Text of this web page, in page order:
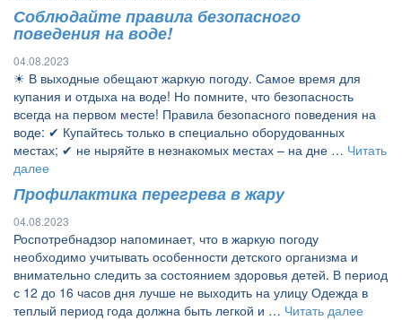
Соблюдайте правила безопасного
поведения на воде!
04.08.2023
☀ В выходные обещают жаркую погоду. Самое время для
купания и отдыха на воде! Но помните, что безопасность
всегда на первом месте! Правила безопасного поведения на
воде: ✔ Купайтесь только в специально оборудованных
местах; ✔ не ныряйте в незнакомых местах – на дне … Читать
далее
Профилактика перегрева в жару
04.08.2023
Роспотребнадзор напоминает, что в жаркую погоду
необходимо учитывать особенности детского организма и
внимательно следить за состоянием здоровья детей. В период
с 12 до 16 часов дня лучше не выходить на улицу Одежда в
теплый период года должна быть легкой и … Читать далее